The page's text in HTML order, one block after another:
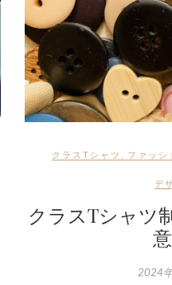
クラスTシャツ ファッシ
デ
クラスTシャツ
2024